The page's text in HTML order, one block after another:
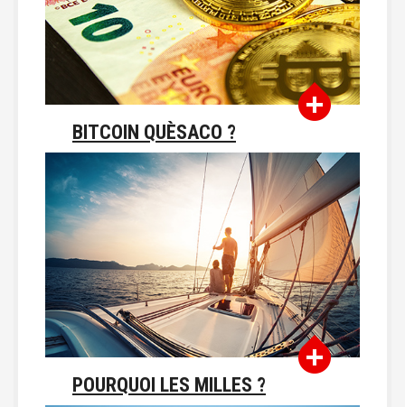
BITCOIN QUÈSACO ?
POURQUOI LES MILLES ?